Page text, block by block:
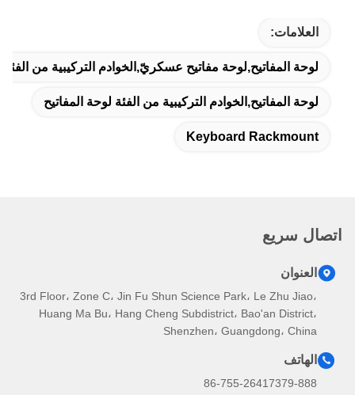
العلامات:
لوحة المفاتيح,لوحة مفاتيح عسكريّ,الخوادم التركيبية من الفئة
لوحة المفاتيح,الخوادم التركيبية من الفئة لوحة المفاتيح
Keyboard Rackmount
اتصال سريع
العنوان
3rd Floor، Zone C، Jin Fu Shun Science Park، Le Zhu Jiao،
Huang Ma Bu، Hang Cheng Subdistrict، Bao'an District،
Shenzhen، Guangdong، China
الهاتف
86-755-26417379-888